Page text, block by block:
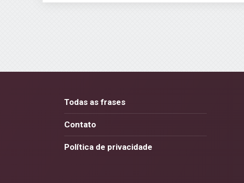
Todas as frases
Contato
Política de privacidade